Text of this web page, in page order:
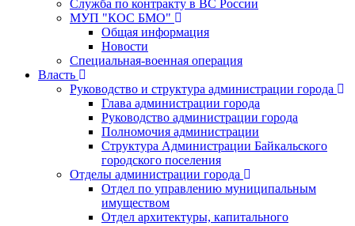
Служба по контракту в ВС России
МУП "КОС БМО"
Общая информация
Новости
Специальная-военная операция
Власть
Руководство и структура администрации города
Глава администрации города
Руководство администрации города
Полномочия администрации
Структура Администрации Байкальского
городского поселения
Отделы администрации города
Отдел по управлению муниципальным
имуществом
Отдел архитектуры, капитального